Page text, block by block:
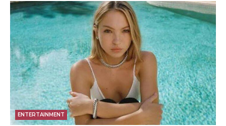
ENTERTAINMENT